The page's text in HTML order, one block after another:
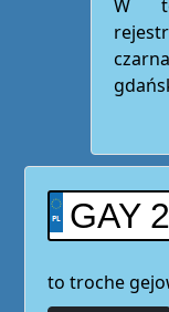
W
GAY
to troche